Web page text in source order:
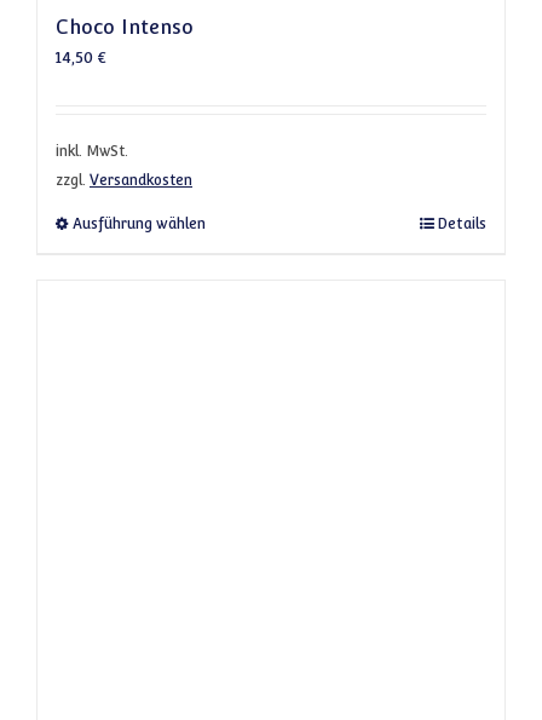
Choco Intenso
14,50 €
inkl. MwSt.
zzgl. Versandkosten
Ausführung wählen Dieses Produkt weist mehrere Varianten
Details